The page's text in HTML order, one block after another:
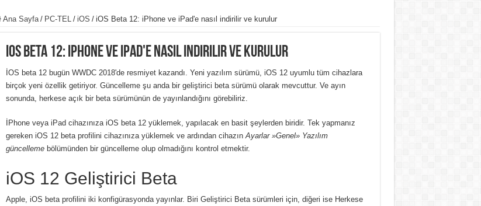
Ana Sayfa / PC-TEL / iOS / iOS Beta 12: iPhone ve iPad'e nasıl indirilir ve kurulur
iOS Beta 12: iPhone ve iPad'e nasıl indirilir ve kurulur
İOS beta 12 bugün WWDC 2018'de resmiyet kazandı. Yeni yazılım sürümü, iOS 12 uyumlu tüm cihazlara
birçok yeni özellik getiriyor. Güncelleme şu anda bir geliştirici beta sürümü olarak mevcuttur. Ve ayın
sonunda, herkese açık bir beta sürümünün de yayınlandığını görebiliriz.
İPhone veya iPad cihazınıza iOS beta 12 yüklemek, yapılacak en basit şeylerden biridir. Tek yapmanız
gereken iOS 12 beta profilini cihazınıza yüklemek ve ardından cihazın Ayarlar »Genel» Yazılım
güncellemebölümünden bir güncelleme olup olmadığını kontrol etmektir.
iOS 12 Geliştirici Beta
Apple, iOS beta profilini iki konfigürasyonda yayınlar. Biri Geliştirici Beta sürümleri için, diğeri ise Herkese